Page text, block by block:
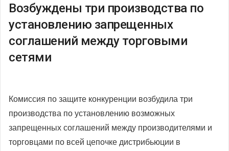
Возбуждены три производства по
установлению запрещенных
соглашений между торговыми
сетями
Комиссия по защите конкуренции возбудила три
производства по установлению возможных
запрещенных соглашений между производителями и
торговцами по всей цепочке дистрибьюции в